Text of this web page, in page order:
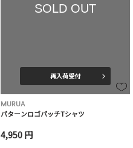
SOLD OUT
再入荷受付
MURUA
パターンロゴパッチTシャツ
4,950 円